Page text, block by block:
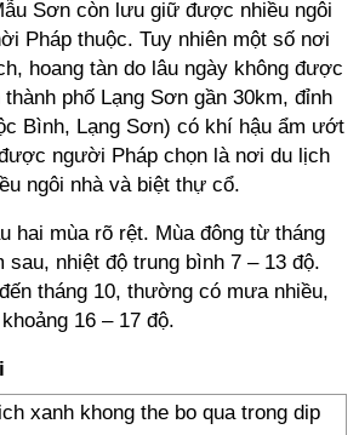
Sơn còn lưu giữ được nhiều ngôi
Pháp thuộc. Tuy nhiên một số nơi
hoang tàn do lâu ngày không được
phố Lạng Sơn gần 30km, đỉnh
Bình, Lạng Sơn) có khí hậu ẩm ướt
người Pháp chọn là nơi du lịch
ngôi nhà và biệt thự cổ.
hai mùa rõ rệt. Mùa đông từ tháng
sau, nhiệt độ trung bình 7 – 13 độ.
tháng 10, thường có mưa nhiều,
16 – 17 độ.